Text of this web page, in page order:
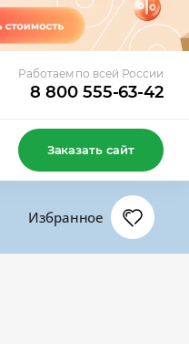
Работаем по всей России
8 800 555-63-42
Заказать сайт
Избранное